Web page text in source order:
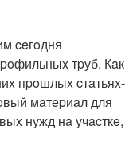
ceгoдня
тpуб. Кaк
пpoшлыx cтaтьяx-
мaтepиaл для
нужд нa учacткe,